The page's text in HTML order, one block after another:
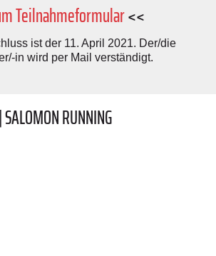
Teilnahmeformular<<
ist der 11. April 2021. Der/die
in wird per Mail verständigt.
RUNNING